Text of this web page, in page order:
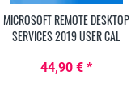
MICROSOFT REMOTE DESKTOP
SERVICES 2019 USER CAL
44,90 € *